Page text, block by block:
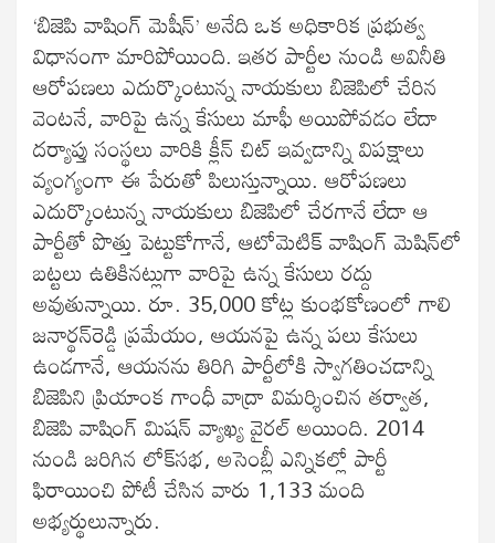
‘బిజెపి వాషింగ్ మెషీన్’ అనేది ఒక అధికారిక ప్రభుత్వ
విధానంగా మారిపోయింది. ఇతర పార్టీల నుండి అవినీతి
ఆరోపణలు ఎదుర్కొంటున్న నాయకులు బిజెపిలో చేరిన
వెంటనే, వారిపై ఉన్న కేసులు మాఫీ అయిపోవడం లేదా
దర్యాప్తు సంస్థలు వారికి క్లీన్ చిట్ ఇవ్వడాన్ని విపక్షాలు
వ్యంగ్యంగా ఈ పేరుతో పిలుస్తున్నాయి. ఆరోపణలు
ఎదుర్కొంటున్న నాయకులు బిజెపిలో చేరగానే లేదా ఆ
పార్టీతో పొత్తు పెట్టుకోగానే, ఆటోమెటిక్ వాషింగ్ మెషిన్‌లో
బట్టలు ఉతికినట్లుగా వారిపై ఉన్న కేసులు రద్దు
అవుతున్నాయి. రూ. 35,000 కోట్ల కుంభకోణంలో గాలి
జనార్థన్‌రెడ్డి ప్రమేయం, ఆయనపై ఉన్న పలు కేసులు
ఉండ‌గానే, ఆయనను తిరిగి పార్టీలోకి స్వాగతించడాన్ని
బిజెపిని ప్రియాంక గాంధీ వాద్రా విమర్శించిన తర్వాత,
బిజెపి వాషింగ్ మిషన్ వ్యాఖ్య వైరల్ అయింది. 2014
నుండి జరిగిన లోక్‌సభ, అసెంబ్లీ ఎన్నికల్లో పార్టీ
ఫిరాయించి పోటీ చేసిన వారు 1,133 మంది
అభ్యర్థులున్నారు.